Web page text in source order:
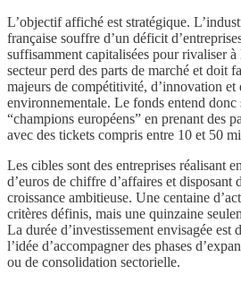
L’objectif affiché est stratégique.
française souffre d’un déficit
suffisamment capitalisées pour rivaliser à
secteur perd des parts de marché et doit
majeurs de compétitivité, d’innovation et
environnementale. Le fonds entend donc
“champions européens” en prenant des
avec des tickets compris entre 10 et 50
Les cibles sont des entreprises réalisant
d’euros de chiffre d’affaires et disposant
croissance ambitieuse. Une centaine
critères définis, mais une quinzaine
La durée d’investissement envisagée est
l’idée d’accompagner des phases
ou de consolidation sectorielle.